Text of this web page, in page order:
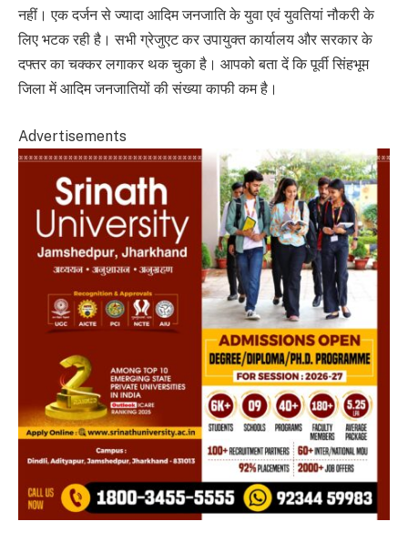
नहीं। एक दर्जन से ज्यादा आदिम जनजाति के युवा एवं युवतियां नौकरी के
लिए भटक रही है। सभी ग्रेजुएट कर उपायुक्त कार्यालय और सरकार के
दफ्तर का चक्कर लगाकर थक चुका है। आपको बता दें कि पूर्वी सिंहभूम
जिला में आदिम जनजातियों की संख्या काफी कम है।
Advertisements